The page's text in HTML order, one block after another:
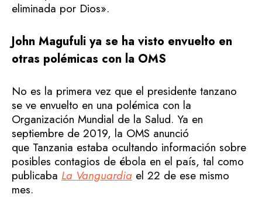
eliminada por Dios».
John Magufuli ya se ha visto envuelto en
otras polémicas con la OMS
No es la primera vez que el presidente tanzano
se ve envuelto en una polémica con la
Organización Mundial de la Salud. Ya en
septiembre de 2019, la OMS anunció
que Tanzania estaba ocultando información sobre
posibles contagios de ébola en el país, tal como
publicaba La Vanguardia el 22 de ese mismo
mes.